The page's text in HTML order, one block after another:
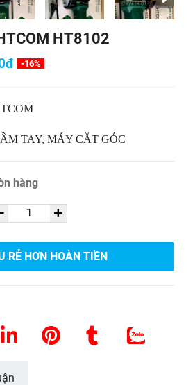
HT8102
-16%
TAY, MÁY CẮT GÓC
hàng
RẺ HƠN HOÀN TIỀN